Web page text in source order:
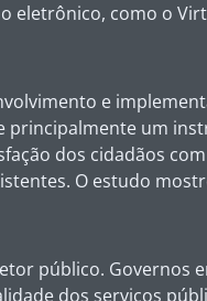
como o
e
um
dos cidadãos
O estudo
público.
dos serviços